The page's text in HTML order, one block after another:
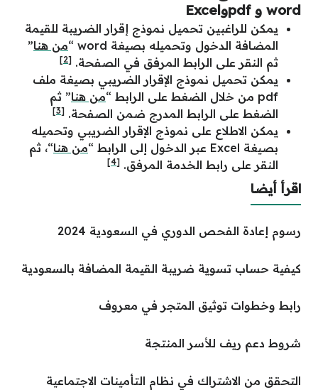
word و pdfوExcel
يمكن للراغبين تحميل نموذج إقرار الضريبة للقيمة
المضافة الدخول وتحميله بصيغة word “
من هنا”
ثم النقر على الرابط المرفق في الصفحة. [2]
يمكن تحميل نموذج الإقرار الضريبي بصيغة ملف
pdf من خلال الضغط على الرابط “
من هنا” ثم
الضغط على الرابط المدرج ضمن الصفحة. [3]
يمكن الاطلاع على نموذج الإقرار الضريبي وتحميله
بصيغة Excel عبر الدخول إلى الرابط “
من هنا“، ثم
النقر على رابط الخدمة المرفق. [4]
اقرأ أيضا
رسوم إعادة الفحص الدوري في السعودية 2024
كيفية حساب تسوية ضريبة القيمة المضافة بالسعودية
رابط وخطوات توثيق المتجر في معروف
شروط دعم ريف للأسر المنتجة
التحقق من الاشتراك في نظام التأمينات الاجتماعية